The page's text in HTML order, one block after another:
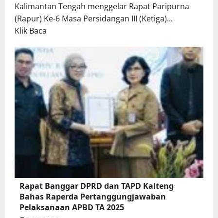
Kalimantan Tengah menggelar Rapat Paripurna
(Rapur) Ke-6 Masa Persidangan III (Ketiga)...
Klik Baca
about
Rapur
Penyampaian
Pendapat
Akhir
Gubernur
atas
Persetujuan
Bersama
Raperda
Pertanggungjawaban
Pelaksanaan
APBD
2025
Rapat Banggar DPRD dan TAPD Kalteng
Bahas Raperda Pertanggungjawaban
Pelaksanaan APBD TA 2025